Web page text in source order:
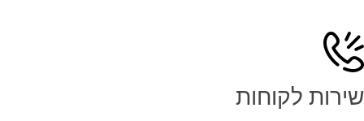
שירות לקוחות